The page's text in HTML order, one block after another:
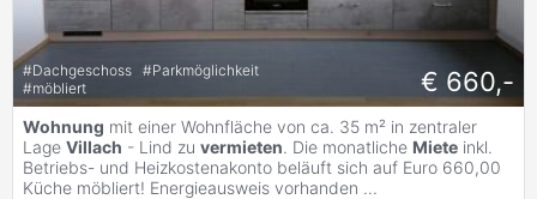
#Dachgeschoss #Parkmöglichkeit
#möbliert € 660,-
Wohnung mit einer Wohnfläche von ca. 35 m² in zentraler
Lage Villach - Lind zu vermieten. Die monatliche Miete inkl.
Betriebs- und Heizkostenakonto beläuft sich auf Euro 660,00
Küche möbliert! Energieausweis vorhanden ...